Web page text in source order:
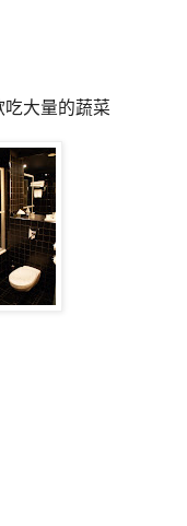
大量的蔬菜